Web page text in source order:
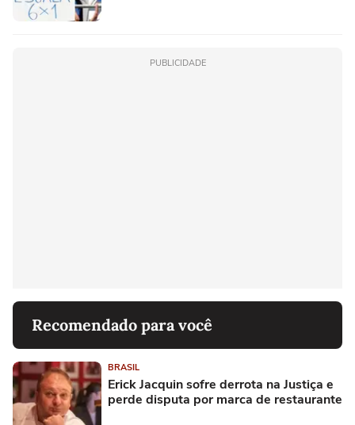
PUBLICIDADE
Recomendado para você
BRASIL
Erick Jacquin sofre derrota na Justiça e
perde disputa por marca de restaurante